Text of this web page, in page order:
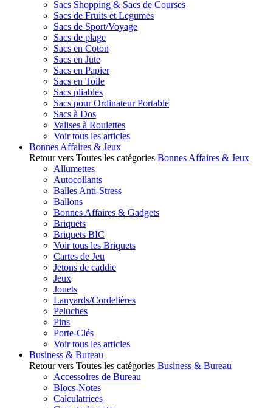
Sacs Shopping & Sacs de Courses
Sacs de Fruits et Legumes
Sacs de Sport/Voyage
Sacs de plage
Sacs en Coton
Sacs en Jute
Sacs en Papier
Sacs en Toile
Sacs pliables
Sacs pour Ordinateur Portable
Sacs à Dos
Valises à Roulettes
Voir tous les articles
Bonnes Affaires & Jeux
Retour vers Toutes les catégories Bonnes Affaires & Jeux
Allumettes
Autocollants
Balles Anti-Stress
Ballons
Bonnes Affaires & Gadgets
Briquets
Briquets BIC
Voir tous les Briquets
Cartes de Jeu
Jetons de caddie
Jeux
Jouets
Lanyards/Cordelières
Peluches
Pins
Porte-Clés
Voir tous les articles
Business & Bureau
Retour vers Toutes les catégories Business & Bureau
Accessoires de Bureau
Blocs-Notes
Calculatrices